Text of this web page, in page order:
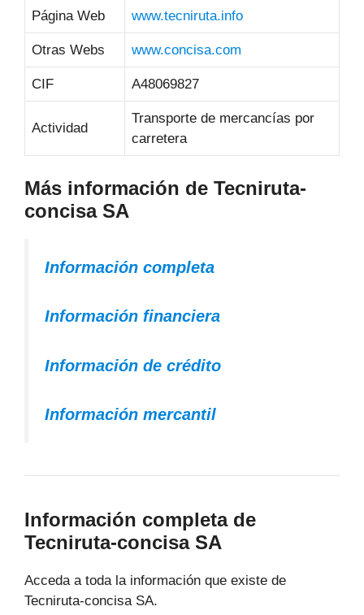
Página Web www.tecniruta.info
Otras Webs www.concisa.com
CIF A48069827
Actividad
Transporte de mercancías por
carretera
Más información de Tecniruta-
concisa SA
Información completa
Información financiera
Información de crédito
Información mercantil
Información completa de
Tecniruta-concisa SA
Acceda a toda la información que existe de
Tecniruta-concisa SA.